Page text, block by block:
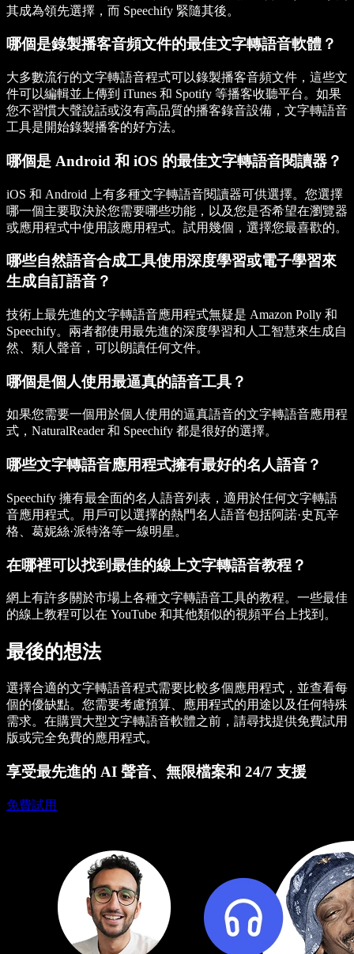
其成為領先選擇，而 Speechify 緊隨其後。
哪個是錄製播客音頻文件的最佳文字轉語音軟體？
大多數流行的文字轉語音程式可以錄製播客音頻文件，這些文
件可以編輯並上傳到 iTunes 和 Spotify 等播客收聽平台。如果
您不習慣大聲說話或沒有高品質的播客錄音設備，文字轉語音
工具是開始錄製播客的好方法。
哪個是 Android 和 iOS 的最佳文字轉語音閱讀器？
iOS 和 Android 上有多種文字轉語音閱讀器可供選擇。您選擇
哪一個主要取決於您需要哪些功能，以及您是否希望在瀏覽器
或應用程式中使用該應用程式。試用幾個，選擇您最喜歡的。
哪些自然語音合成工具使用深度學習或電子學習來
生成自訂語音？
技術上最先進的文字轉語音應用程式無疑是 Amazon Polly 和
Speechify。兩者都使用最先進的深度學習和人工智慧來生成自
然、類人聲音，可以朗讀任何文件。
哪個是個人使用最逼真的語音工具？
如果您需要一個用於個人使用的逼真語音的文字轉語音應用程
式，NaturalReader 和 Speechify 都是很好的選擇。
哪些文字轉語音應用程式擁有最好的名人語音？
Speechify 擁有最全面的名人語音列表，適用於任何文字轉語
音應用程式。用戶可以選擇的熱門名人語音包括阿諾·史瓦辛
格、葛妮絲·派特洛等一線明星。
在哪裡可以找到最佳的線上文字轉語音教程？
網上有許多關於市場上各種文字轉語音工具的教程。一些最佳
的線上教程可以在 YouTube 和其他類似的視頻平台上找到。
最後的想法
選擇合適的文字轉語音程式需要比較多個應用程式，並查看每
個的優缺點。您需要考慮預算、應用程式的用途以及任何特殊
需求。在購買大型文字轉語音軟體之前，請尋找提供免費試用
版或完全免費的應用程式。
享受最先進的 AI 聲音、無限檔案和 24/7 支援
免費試用